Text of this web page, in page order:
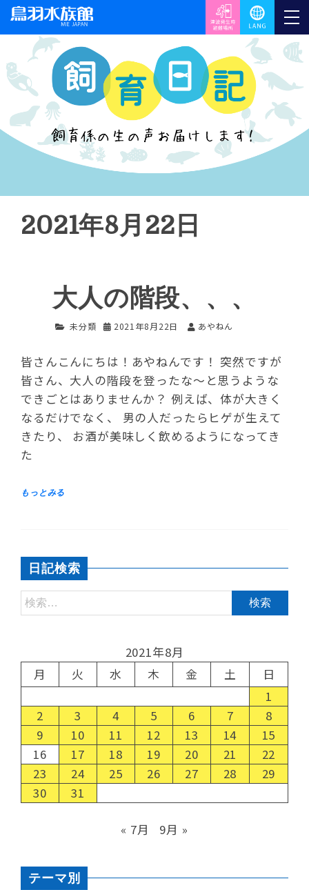
2021年8月22日
大人の階段、、、
未分類 2021年8月22日 あやねん
皆さんこんにちは！あやねんです！ 突然ですが
皆さん、大人の階段を登ったな〜と思うような
できごとはありませんか？ 例えば、体が大きく
なるだけでなく、 男の人だったらヒゲが生えて
きたり、 お酒が美味しく飲めるようになってき
た
日記検索
2021年8月
月
火 水 木 金 土
日
1
2
3 4 5 6 7
8
9
10 11 12 13 14
15
16
17 18 19 20 21
22
23
24 25 26 27 28
29
30
31
« 7月 9月 »
テーマ別